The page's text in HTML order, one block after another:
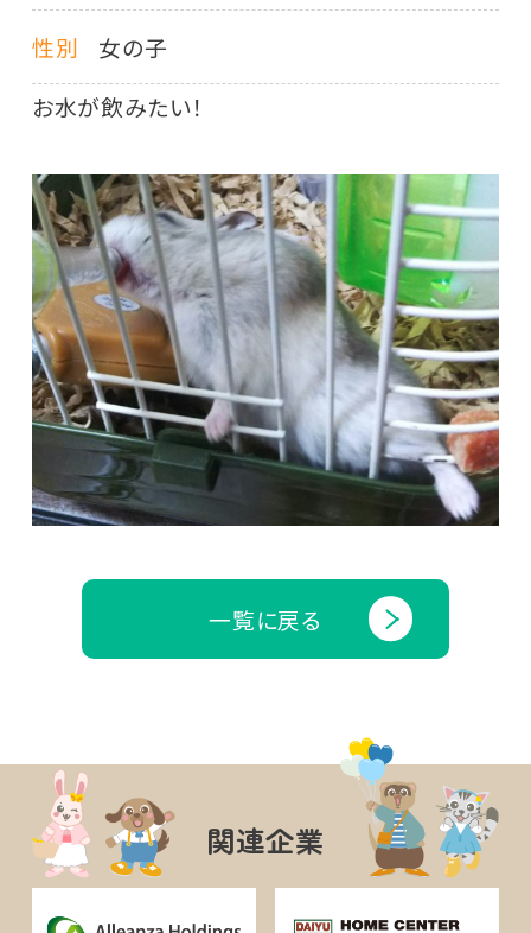
性別
女の子
お水が飲みたい！
一覧に戻る
関連企業